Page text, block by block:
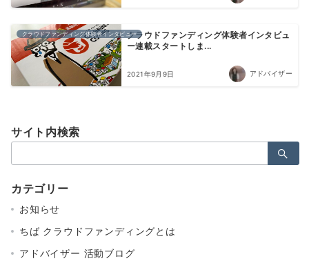
クラウドファンディング体験者インタビュークラウドファンディング体験者インタビュ
ー連載スタートしま...
2021年9月9日 アドバイザー
サイト内検索
索：
カテゴリー
お知らせ
ちば クラウドファンディングとは
アドバイザー 活動ブログ